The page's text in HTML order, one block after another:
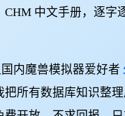
CHM 中文手册，逐字
内魔兽模拟器爱好者
把所有数据库知识整